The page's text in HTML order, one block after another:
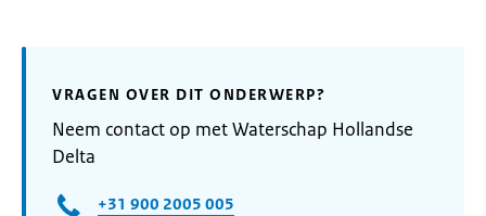
VRAGEN OVER DIT ONDERWERP?
Neem contact op met Waterschap Hollandse
Delta
+31 900 2005 005